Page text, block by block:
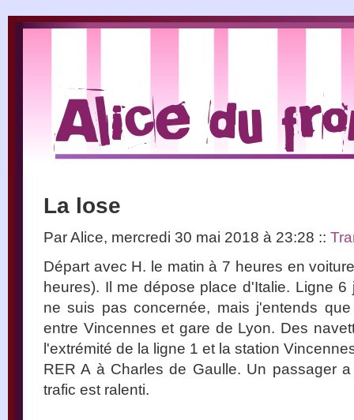
La lose
Par Alice, mercredi 30 mai 2018 à 23:28 ::
Départ avec H. le matin à 7 heures en
heures). Il me dépose place d'Italie. Ligne
ne suis pas concernée, mais j'entends
entre Vincennes et gare de Lyon. Des
l'extrémité de la ligne 1 et la station
RER A à Charles de Gaulle. Un passager
trafic est ralenti.